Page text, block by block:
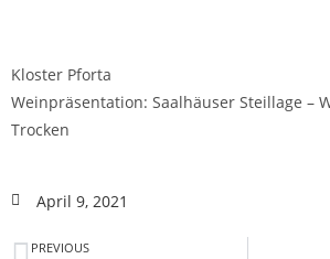
Kloster Pforta
Weinpräsentation: Saalhäuser Steillage –
Trocken
April 9, 2021
PREVIOUS